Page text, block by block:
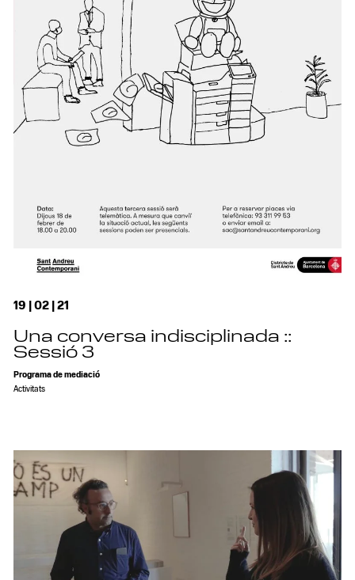
19 | 02 | 21
Una conversa indisciplinada ::
Sessió 3
Programa de mediació
Activitats